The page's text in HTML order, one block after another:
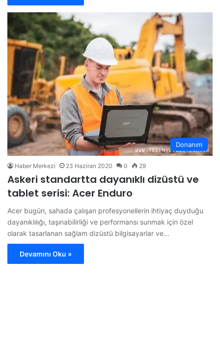
Donanım
Haber Merkezi 23 Haziran 2020 0 29
Askeri standartta dayanıklı dizüstü ve
tablet serisi: Acer Enduro
Acer bugün, sahada çalışan profesyonellerin ihtiyaç duyduğu
dayanıklılığı, taşınabilirliği ve performansı sunmak için özel
olarak tasarlanan sağlam dizüstü bilgisayarlar ve…
Devamını Oku »